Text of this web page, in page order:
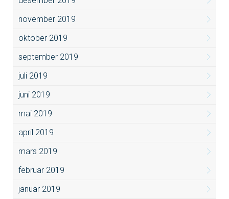
november 2019
oktober 2019
september 2019
juli 2019
juni 2019
mai 2019
april 2019
mars 2019
februar 2019
januar 2019